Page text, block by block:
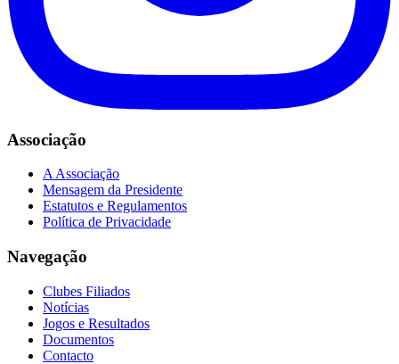
Associação
A Associação
Mensagem da Presidente
Estatutos e Regulamentos
Política de Privacidade
Navegação
Clubes Filiados
Notícias
Jogos e Resultados
Documentos
Contacto